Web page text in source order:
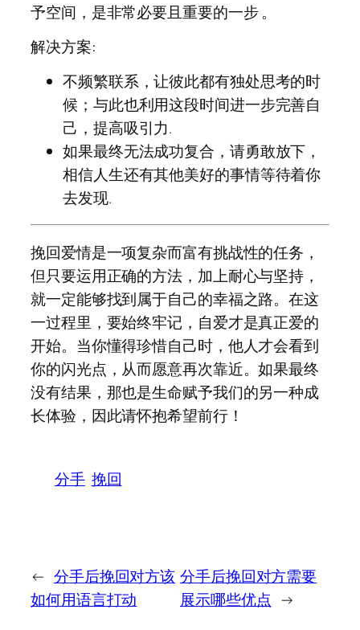
予空间，是非常必要且重要的一步 。
解决方案:
不频繁联系，让彼此都有独处思考的时
候；与此也利用这段时间进一步完善自
己，提高吸引力.
如果最终无法成功复合，请勇敢放下，
相信人生还有其他美好的事情等待着你
去发现.
挽回爱情是一项复杂而富有挑战性的任务，
但只要运用正确的方法，加上耐心与坚持，
就一定能够找到属于自己的幸福之路。在这
一过程里，要始终牢记，自爱才是真正爱的
开始。当你懂得珍惜自己时，他人才会看到
你的闪光点，从而愿意再次靠近。如果最终
没有结果，那也是生命赋予我们的另一种成
长体验，因此请怀抱希望前行！
分手 挽回
← 分手后挽回对方该
如何用语言打动
分手后挽回对方需要
展示哪些优点 →